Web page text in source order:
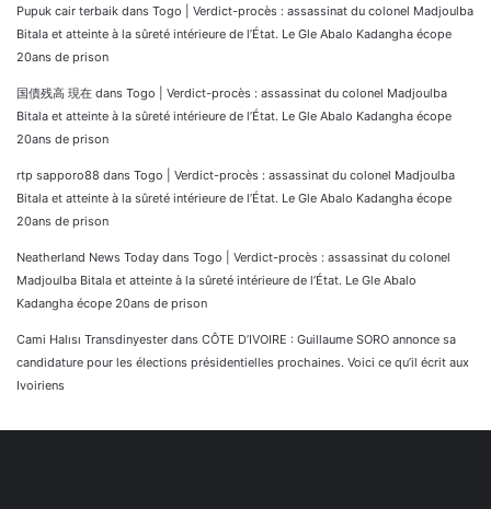
Pupuk cair terbaik dans Togo | Verdict-procès : assassinat du colonel Madjoulba
Bitala et atteinte à la sûreté intérieure de l’État. Le Gle Abalo Kadangha écope
20ans de prison
国債残高 現在 dans Togo | Verdict-procès : assassinat du colonel Madjoulba
Bitala et atteinte à la sûreté intérieure de l’État. Le Gle Abalo Kadangha écope
20ans de prison
rtp sapporo88 dans Togo | Verdict-procès : assassinat du colonel Madjoulba
Bitala et atteinte à la sûreté intérieure de l’État. Le Gle Abalo Kadangha écope
20ans de prison
Neatherland News Today dans Togo | Verdict-procès : assassinat du colonel
Madjoulba Bitala et atteinte à la sûreté intérieure de l’État. Le Gle Abalo
Kadangha écope 20ans de prison
Cami Halısı Transdinyester dans CÔTE D’IVOIRE : Guillaume SORO annonce sa
candidature pour les élections présidentielles prochaines. Voici ce qu’il écrit aux
Ivoiriens